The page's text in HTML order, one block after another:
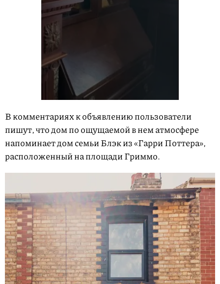
В комментариях к объявлению пользователи
пишут, что дом по ощущаемой в нем атмосфере
напоминает дом семьи Блэк из «Гарри Поттера»,
расположенный на площади Гриммо.